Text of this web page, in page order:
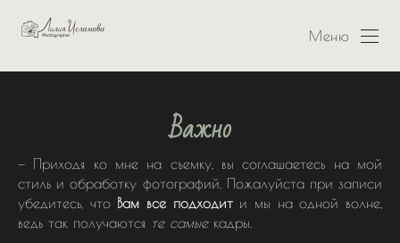
Меню
Важно
— Приходя ко мне на съемку, вы соглашаетесь на мой
стиль и обработку фотографий. Пожалуйста при записи
убедитесь, что Вам все подходити мы на одной волне,
ведь так получаются те самыекадры.